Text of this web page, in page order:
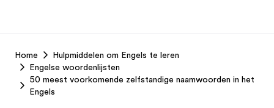
Footer
Home
Hulpmiddelen om Engels te leren
Engelse woordenlijsten
50 meest voorkomende zelfstandige naamwoorden in het
Engels